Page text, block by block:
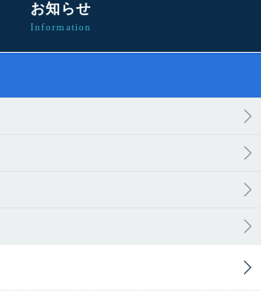
お知らせ